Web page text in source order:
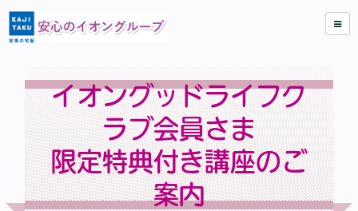
イオングッドライフク
ラブ会員さま
限定特典付き講座のご
案内